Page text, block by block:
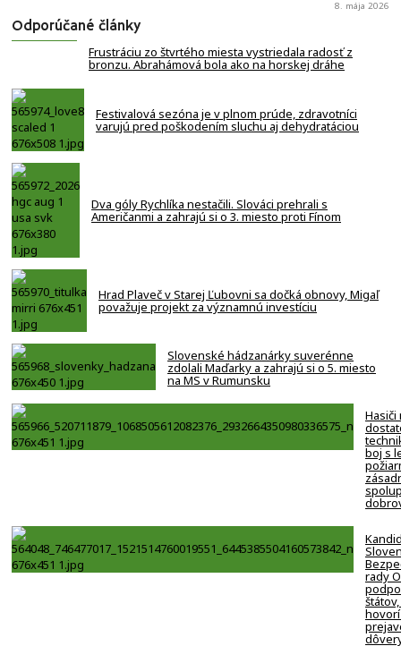
8. mája 2026
Odporúčané články
Frustráciu zo štvrtého miesta vystriedala radosť z
bronzu. Abrahámová bola ako na horskej dráhe
Festivalová sezóna je v plnom prúde, zdravotníci
varujú pred poškodením sluchu aj dehydratáciou
Dva góly Rychlíka nestačili. Slováci prehrali s
Američanmi a zahrajú si o 3. miesto proti Fínom
Hrad Plaveč v Starej Ľubovni sa dočká obnovy, Migaľ
považuje projekt za významnú investíciu
Slovenské hádzanárky suverénne
zdolali Maďarky a zahrajú si o 5. miesto
na MS v Rumunsku
Hasiči
boj s
rady